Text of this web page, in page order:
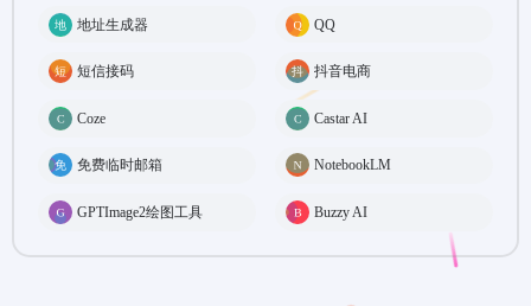
地址生成器 QQ
短信接码 抖音电商
Coze Castar AI
免费临时邮箱 NotebookLM
GPTImage2绘图工具 Buzzy AI